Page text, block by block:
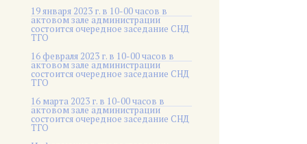
19 января 2023 г. в 10-00 часов в
актовом зале администрации
состоится очередное заседание СНД
ТГО
16 февраля 2023 г. в 10-00 часов в
актовом зале администрации
состоится очередное заседание СНД
ТГО
16 марта 2023 г. в 10-00 часов в
актовом зале администрации
состоится очередное заседание СНД
ТГО